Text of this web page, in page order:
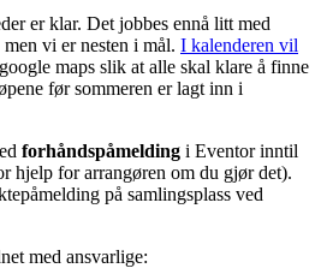
er klar. Det jobbes ennå litt med
vi er nesten i mål. I kalenderen vil
maps slik at alle skal klare å finne
før sommeren er lagt inn i
forhåndspåmelding i Eventor inntil
hjelp for arrangøren om du gjør det).
på samlingsplass ved
med ansvarlige: